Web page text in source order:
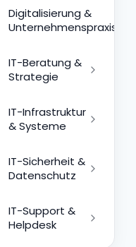
Digitalisierung &
Unternehmenspraxis
IT-Beratung &
Strategie
IT-Infrastruktur
& Systeme
IT-Sicherheit &
Datenschutz
IT-Support &
Helpdesk